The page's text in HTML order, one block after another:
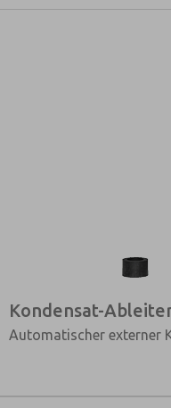
Kondensat-
Automatischer externer